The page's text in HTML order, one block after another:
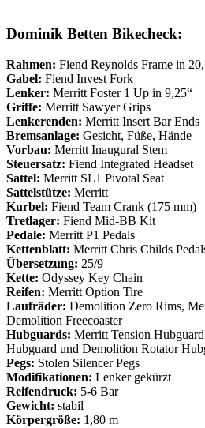
Dominik Betten Bikecheck:
Rahmen: Fiend Reynolds Frame in
Gabel: Fiend Invest Fork
Lenker: Merritt Foster 1 Up in 9,25“
Griffe: Merritt Sawyer Grips
Lenkerenden: Merritt Insert Bar Ends
Bremsanlage: Gesicht, Füße, Hände
Vorbau: Merritt Inaugural Stem
Steuersatz: Fiend Integrated Headset
Sattel: Merritt SL1 Pivotal Seat
Sattelstütze: Merritt
Kurbel: Fiend Team Crank (175 mm)
Tretlager: Fiend Mid-BB Kit
Pedale: Merritt P1 Pedals
Kettenblatt: Merritt Chris Childs
Übersetzung: 25/9
Kette: Odyssey Key Chain
Reifen: Merritt Option Tire
Laufräder: Demolition Zero Rims,
Demolition Freecoaster
Hubguards: Merritt Tension
Hubguard und Demolition Rotator
Pegs: Stolen Silencer Pegs
Modifikationen: Lenker gekürzt
Reifendruck: 5-6 Bar
Gewicht: stabil
Körpergröße: 1,80 m